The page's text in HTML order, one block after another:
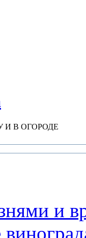
И В ОГОРОДЕ
и